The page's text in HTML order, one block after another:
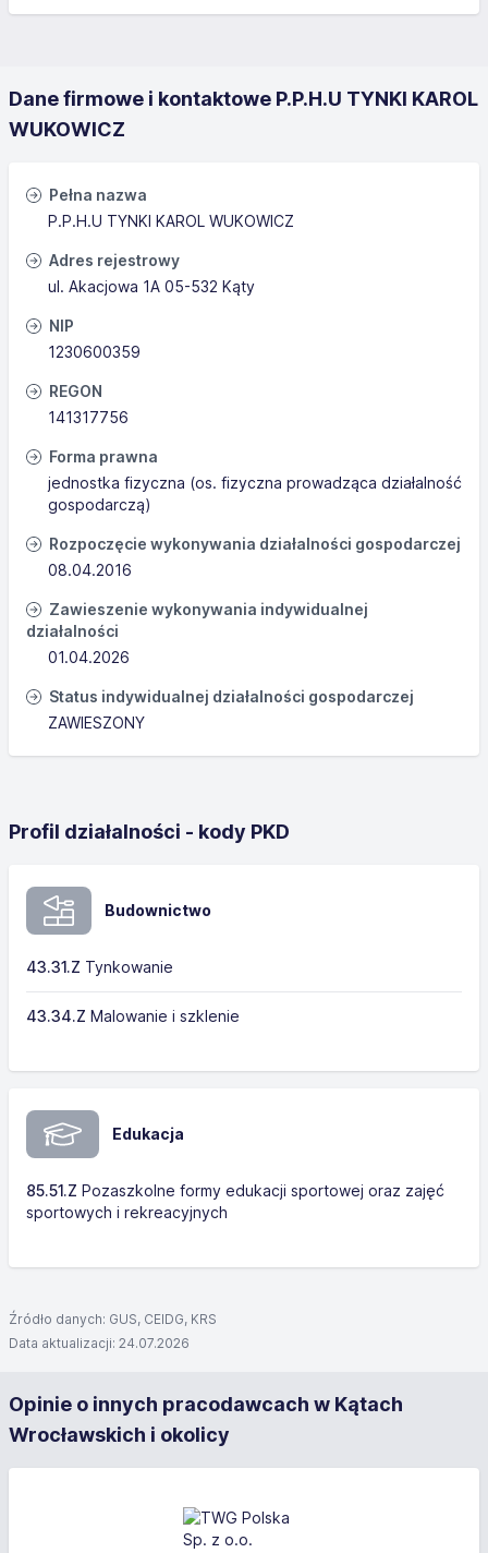
Dane firmowe i kontaktowe P.P.H.U TYNKI KAROL
WUKOWICZ
Pełna nazwa
P.P.H.U TYNKI KAROL WUKOWICZ
Adres rejestrowy
ul. Akacjowa 1A 05-532 Kąty
NIP
1230600359
REGON
141317756
Forma prawna
jednostka fizyczna (os. fizyczna prowadząca działalność
gospodarczą)
Rozpoczęcie wykonywania działalności gospodarczej
08.04.2016
Zawieszenie wykonywania indywidualnej
działalności
01.04.2026
Status indywidualnej działalności gospodarczej
ZAWIESZONY
Profil działalności - kody PKD
Budownictwo
43.31.Z Tynkowanie
43.34.Z Malowanie i szklenie
Edukacja
85.51.Z Pozaszkolne formy edukacji sportowej oraz zajęć
sportowych i rekreacyjnych
Źródło danych: GUS, CEIDG, KRS
Data aktualizacji: 24.07.2026
Opinie o innych pracodawcach w Kątach
Wrocławskich i okolicy